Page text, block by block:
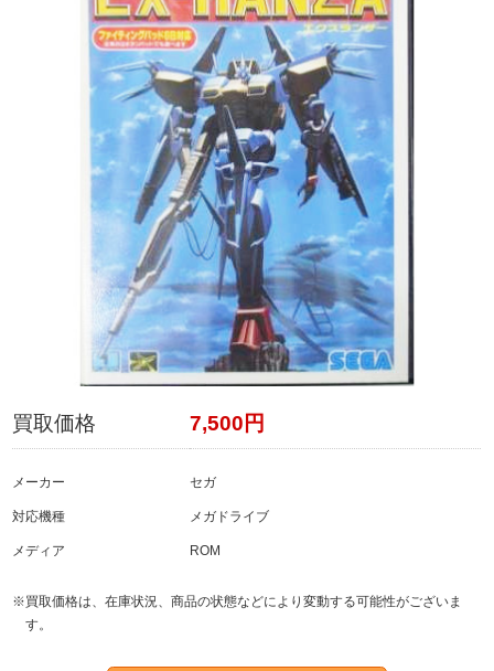
買取価格 7,500円
メーカー セガ
対応機種 メガドライブ
メディア ROM
※買取価格は、在庫状況、商品の状態などにより変動する可能性がございま
す。